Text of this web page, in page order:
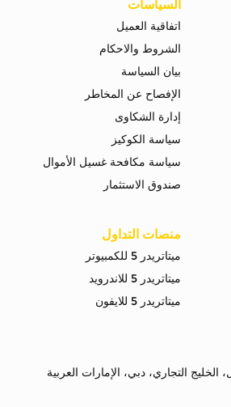
السياسات
اتفاقية العميل
الشروط والاحكام
بيان السياسة
الإفصاح عن المخاطر
إدارة الشكاوى
سياسة الكوكيز
سياسة مكافحة غسيل الأموال
صندوق الاستثمار
منصات التداول
ميتاتريدر 5 للكمبيوتر
ميتاتريدر 5 للاندرويد
ميتاتريدر 5 للايفون
الخليج التجاري، دبي، الإمارات العربية